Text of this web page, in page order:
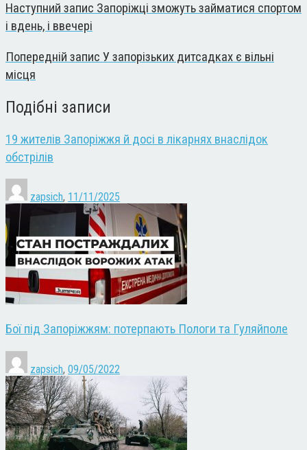
Наступний запис Запоріжці зможуть займатися спортом
і вдень, і ввечері
Попередній запис У запорізьких дитсадках є вільні
місця
Подібні записи
19 жителів Запоріжжя й досі в лікарнях внаслідок
обстрілів
zapsich, 11/11/2025
Бої під Запоріжжям: потерпають Пологи та Гуляйполе
zapsich, 09/05/2022